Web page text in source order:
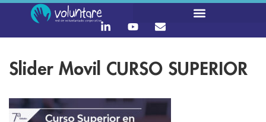
Slider Movil CURSO SUPERIOR